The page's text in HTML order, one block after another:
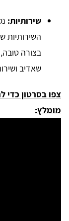
שירותיות:
השירותיות
בצורה
שאדיב
צפו בסרטון כדי
מומלץ: